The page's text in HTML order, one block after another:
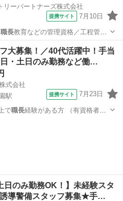
リーパートナーズ株式会社
提携サイト 7月10日
職長教育などの管理資格／工程管
大募集！／40代活躍中！手当
・土日のみ勤務など働…
式会社
駅
提携サイト 7月23日
上で職長経験がある方 （有資格者は
日のみ勤務OK！】未経験スタ
導警備スタッフ募集★手…